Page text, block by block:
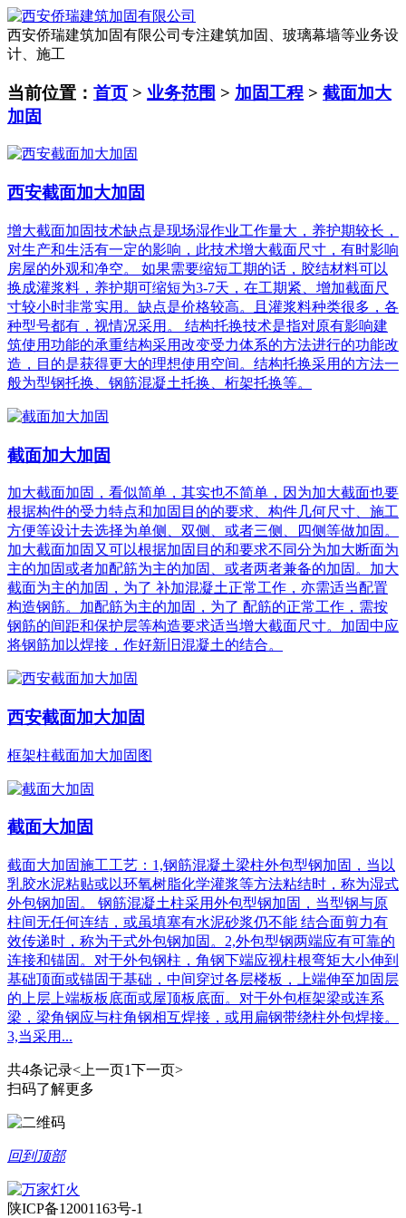
西安侨瑞建筑加固有限公司 专注建筑加固、玻璃幕墙等业务设
计、施工
当前位置： 首页 > 业务范围 > 加固工程 > 截面加大
加固
西安截面加大加固
增大截面加固技术缺点是现场湿作业工作量大，养护期较长，
对生产和生活有一定的影响，此技术增大截面尺寸，有时影响
房屋的外观和净空。 如果需要缩短工期的话，胶结材料可以
换成灌浆料，养护期可缩短为3-7天，在工期紧、增加截面尺
寸较小时非常实用。缺点是价格较高。且灌浆料种类很多，各
种型号都有，视情况采用。 结构托换技术是指对原有影响建
筑使用功能的承重结构采用改变受力体系的方法进行的功能改
造，目的是获得更大的理想使用空间。结构托换采用的方法一
般为型钢托换、钢筋混凝土托换、桁架托换等。
截面加大加固
加大截面加固，看似简单，其实也不简单，因为加大截面也要
根据构件的受力特点和加固目的的要求、构件几何尺寸、施工
方便等设计去选择为单侧、双侧、或者三侧、四侧等做加固。
加大截面加固又可以根据加固目的和要求不同分为加大断面为
主的加固或者加配筋为主的加固、或者两者兼备的加固。加大
截面为主的加固，为了 补加混凝土正常工作，亦需适当配置
构造钢筋。加配筋为主的加固，为了 配筋的正常工作，需按
钢筋的间距和保护层等构造要求适当增大截面尺寸。加固中应
将钢筋加以焊接，作好新旧混凝土的结合。
西安截面加大加固
框架柱截面加大加固图
截面大加固
截面大加固施工工艺：1,钢筋混凝土梁柱外包型钢加固，当以
乳胶水泥粘贴或以环氧树脂化学灌浆等方法粘结时，称为湿式
外包钢加固。 钢筋混凝土柱采用外包型钢加固，当型钢与原
柱间无任何连结，或虽填塞有水泥砂浆仍不能 结合面剪力有
效传递时，称为干式外包钢加固。2,外包型钢两端应有可靠的
连接和锚固。对于外包钢柱，角钢下端应视柱根弯矩大小伸到
基础顶面或锚固于基础，中间穿过各层楼板，上端伸至加固层
的上层上端板板底面或屋顶板底面。对于外包框架梁或连系
梁，梁角钢应与柱角钢相互焊接，或用扁钢带绕柱外包焊接。
3,当采用...
共4条记录<上一页1下一页>
扫码了解更多
回到顶部
陕ICP备12001163号-1